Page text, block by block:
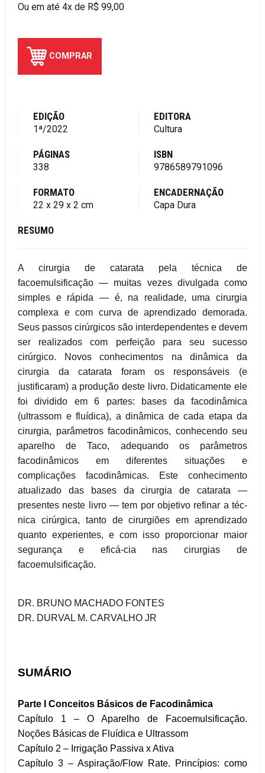
Ou em até 4x de R$ 99,00
COMPRAR
EDIÇÃO
1ª/2022
EDITORA
Cultura
PÁGINAS
338
ISBN
9786589791096
FORMATO
22 x 29 x 2 cm
ENCADERNAÇÃO
Capa Dura
RESUMO
A cirurgia de catarata pela técnica de
facoemulsificação — muitas vezes divulgada como
simples e rápida — é, na realidade, uma cirurgia
complexa e com curva de aprendizado demorada.
Seus passos cirúrgicos são interdependentes e devem
ser realizados com perfeição para seu sucesso
cirúrgico. Novos conhecimentos na dinâmica da
cirurgia da catarata foram os responsáveis (e
justificaram) a produção deste livro. Didaticamente ele
foi dividido em 6 partes: bases da facodinâmica
(ultrassom e fluídica), a dinâmica de cada etapa da
cirurgia, parâmetros facodinâmicos, conhecendo seu
aparelho de Taco, adequando os parâmetros
facodinâmicos em diferentes situações e
complicações facodinâmicas. Este conhecimento
atualizado das bases da cirurgia de catarata —
presentes neste livro — tem por objetivo refinar a téc-
nica cirúrgica, tanto de cirurgiões em aprendizado
quanto experientes, e com isso proporcionar maior
segurança e eficá-cia nas cirurgias de
facoemulsificação.
DR. BRUNO MACHADO FONTES
DR. DURVAL M. CARVALHO JR
SUMÁRIO
Parte I
Conceitos Básicos de Facodinâmica
Capítulo 1 – O Aparelho de Facoemulsificação.
Noções Básicas de Fluídica e Ultrassom
Capítulo 2 – Irrigação Passiva x Ativa
Capítulo 3 – Aspiração/Flow Rate. Princípios: como